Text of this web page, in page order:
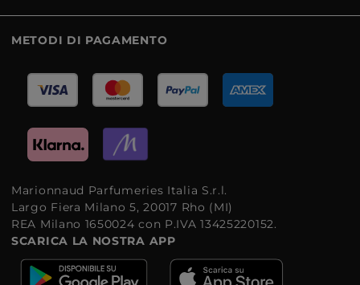
METODI DI PAGAMENTO
Marionnaud Parfumeries Italia S.r.l.
Largo Fiera Milano 5, 20017 Rho (MI)
REA Milano 1650024 con P.IVA 13425220152.
SCARICA LA NOSTRA APP